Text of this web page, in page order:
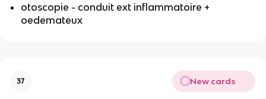
otoscopie - conduit ext inflammatoire +
oedemateux
37 New cards